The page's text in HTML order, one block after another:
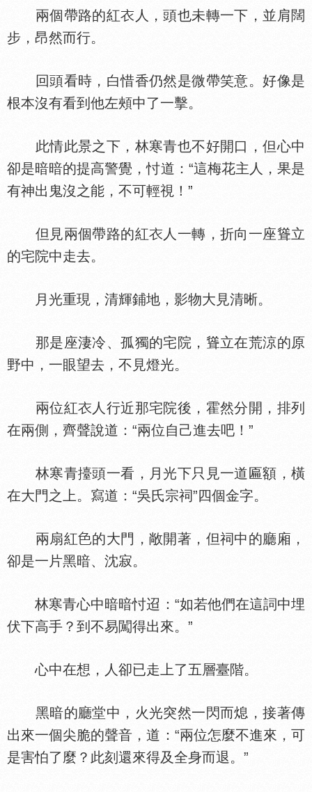
兩個帶路的紅
人，頭也未轉一下，並肩闊
步，昂然而行。
回頭看時，白惜香仍然是微帶笑意。好像是
根本沒有看到他左頰中了一擊。
此情此景之下，林寒青也不好開口，但心中
卻是暗暗的提高警覺，忖道：“這梅花主人，果是
有神出鬼沒之能，不可輕視！”
但見兩個帶路的紅
人一轉，折向一座聳立
的宅院中走去。
月光重現，清輝鋪地，影物大見清晰。
那是座淒冷、孤獨的宅院，聳立在荒涼的原
野中，一眼望去，不見燈光。
兩位紅
人行近那宅院後，霍然分開，排列
在兩側，齊聲說道：“兩位自己進去吧！”
林寒青擡頭一看，月光下只見一道匾額，橫
在大門之上。寫道：“吳氏宗祠”四個金字。
兩扇紅
的大門，敞開著，但祠中的廳廂，
卻是一片黑暗、沈寂。
林寒青心中暗暗忖迢：“如若他們在這詞中埋
伏下高手？到不易闖得出來。”
心中在想，人卻已走上了五層臺階。
黑暗的廳堂中，火光突然一閃而熄，接著傳
出來一個尖脆的聲音，道：“兩位怎麼不進來，可
是害怕了麼？此刻還來得及全身而退。”